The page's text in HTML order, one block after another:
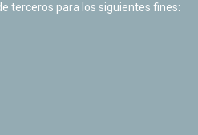
terceros para los siguientes fines: